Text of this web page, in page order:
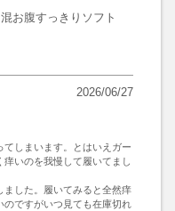
お腹すっきりソフト
2026/06/27
しまいます。とはいえガー
痒いのを我慢して履いてまし
ました。履いてみると全然痒
のですがいつ見ても在庫切れ